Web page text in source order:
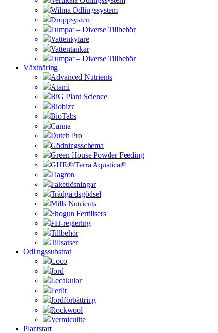
Wilma Odlingssystem
Droppsystem
Pumpar – Diverse Tillbehör
Vattenkylare
Vattentankar
Pumpar – Diverse Tillbehör
Växtnäring
Advanced Nutrients
Atami
BiG Plant Science
Biobizz
BioTabs
Canna
Dutch Pro
Gödningsschema
Green House Powder Feeding
GHE®/Terra Aquatica®
Plagron
Paketlösningar
Trädgårdsgödsel
Mills Nutrients
Shogun Fertilisers
PH-reglering
Tillbehör
Tillsatser
Odlingssubstrat
Coco
Jord
Lecakulor
Perlit
Jordförbättring
Rockwool
Vermiculite
Plantstart